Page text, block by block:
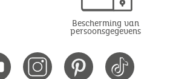
Bescherming van
persoonsgegevens